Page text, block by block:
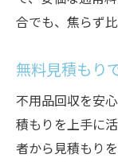
合でも、焦らず
無料見積もり
不用品回収を安
積もりを上手に
者から見積もり